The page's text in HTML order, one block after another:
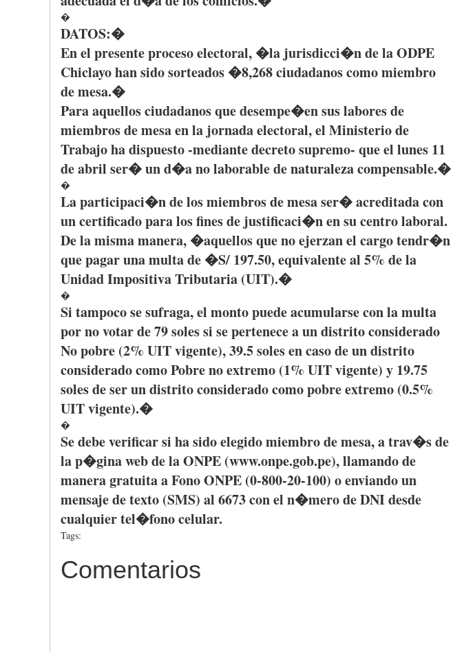
�
DATOS:�
En el presenteprocesoelectoral, �la jurisdicci�nde laODPE
Chiclayohansidosorteados �8,268ciudadanoscomomiembro
de mesa.�
Paraaquellosciudadanosquedesempe�ensuslaboresde
miembrosde mesa en la jornadaelectoral, el Ministeriode
Trabajohadispuesto-mediantedecretosupremo- queel lunes 11
deabril ser�und�anolaborabledenaturalezacompensable.�
�
Laparticipaci�nde losmiembrosde mesaser�acreditadacon
uncertificadoparalos fines de justificaci�nensucentrolaboral.
De lamismamanera, �aquellosquenoejerzanel cargotendr�n
quepagarunamultade �S/ 197.50,equivalenteal 5% de la
UnidadImpositivaTributaria (UIT).�
�
Si tampocosesufraga, el montopuedeacumularsecon lamulta
pornovotarde 79 solessi sepertenecea undistritoconsiderado
Nopobre (2% UITvigente), 39.5 soles encasode undistrito
consideradocomoPobrenoextremo (1% UITvigente) y 19.75
soles deserundistritoconsideradocomopobreextremo (0.5%
UITvigente).�
�
Sedebeverificarsi hasidoelegidomiembrode mesa, atrav�sde
lap�ginaweb de laONPE (www.onpe.gob.pe),llamandode
maneragratuitaaFonoONPE (0-800-20-100) oenviandoun
mensajedetexto (SMS) al 6673 con el n�merodeDNIdesde
cualquiertel�fonocelular.
Tags:
Comentarios